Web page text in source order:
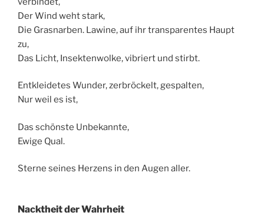
Der Wind weht stark,
Die Grasnarben. Lawine, auf ihr transparentes Haupt
zu,
Das Licht, Insektenwolke, vibriert und stirbt.
Entkleidetes Wunder, zerbröckelt, gespalten,
Nur weil es ist,
Das schönste Unbekannte,
Ewige Qual.
Sterne seines Herzens in den Augen aller.
Nacktheit der Wahrheit